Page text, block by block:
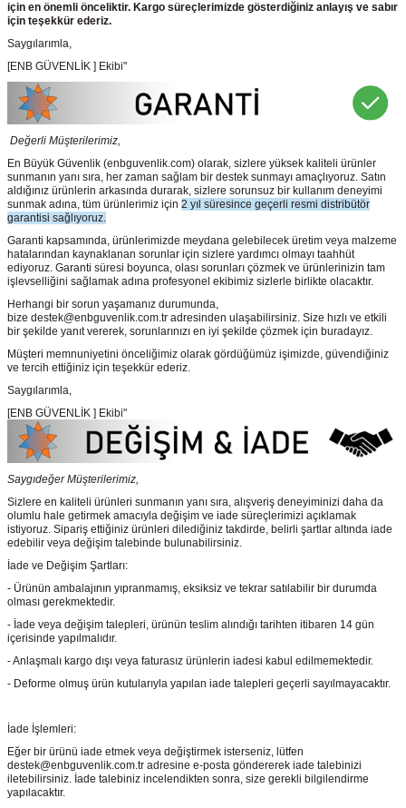
için en önemli önceliktir. Kargo süreçlerimizde gösterdiğiniz anlayış ve sabır
için teşekkür ederiz.
Saygılarımla,
[ENB GÜVENLİK ] Ekibi"
Değerli Müşterilerimiz,
En Büyük Güvenlik (enbguvenlik.com) olarak, sizlere yüksek kaliteli ürünler
sunmanın yanı sıra, her zaman sağlam bir destek sunmayı amaçlıyoruz. Satın
aldığınız ürünlerin arkasında durarak, sizlere sorunsuz bir kullanım deneyimi
sunmak adına, tüm ürünlerimiz için 2 yıl süresince geçerli resmi distribütör
garantisi sağlıyoruz.
Garanti kapsamında, ürünlerimizde meydana gelebilecek üretim veya malzeme
hatalarından kaynaklanan sorunlar için sizlere yardımcı olmayı taahhüt
ediyoruz. Garanti süresi boyunca, olası sorunları çözmek ve ürünlerinizin tam
işlevselliğini sağlamak adına profesyonel ekibimiz sizlerle birlikte olacaktır.
Herhangi bir sorun yaşamanız durumunda,
bize destek@enbguvenlik.com.tr adresinden ulaşabilirsiniz. Size hızlı ve etkili
bir şekilde yanıt vererek, sorunlarınızı en iyi şekilde çözmek için buradayız.
Müşteri memnuniyetini önceliğimiz olarak gördüğümüz işimizde, güvendiğiniz
ve tercih ettiğiniz için teşekkür ederiz.
Saygılarımla,
[ENB GÜVENLİK ] Ekibi"
Saygıdeğer Müşterilerimiz,
Sizlere en kaliteli ürünleri sunmanın yanı sıra, alışveriş deneyiminizi daha da
olumlu hale getirmek amacıyla değişim ve iade süreçlerimizi açıklamak
istiyoruz. Sipariş ettiğiniz ürünleri dilediğiniz takdirde, belirli şartlar altında iade
edebilir veya değişim talebinde bulunabilirsiniz.
İade ve Değişim Şartları:
- Ürünün ambalajının yıpranmamış, eksiksiz ve tekrar satılabilir bir durumda
olması gerekmektedir.
- İade veya değişim talepleri, ürünün teslim alındığı tarihten itibaren 14 gün
içerisinde yapılmalıdır.
- Anlaşmalı kargo dışı veya faturasız ürünlerin iadesi kabul edilmemektedir.
- Deforme olmuş ürün kutularıyla yapılan iade talepleri geçerli sayılmayacaktır.
İade İşlemleri:
Eğer bir ürünü iade etmek veya değiştirmek isterseniz, lütfen
destek@enbguvenlik.com.tr adresine e-posta göndererek iade talebinizi
iletebilirsiniz. İade talebiniz incelendikten sonra, size gerekli bilgilendirme
yapılacaktır.